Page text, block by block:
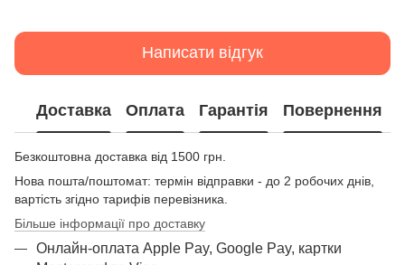
Написати відгук
Доставка Оплата Гарантія Повернення
Безкоштовна доставка від 1500 грн.
Нова пошта/поштомат: термін відправки - до 2 робочих днів,
вартість згідно тарифів перевізника.
Більше інформації про доставку
Онлайн-оплата Apple Pay, Google Pay, картки